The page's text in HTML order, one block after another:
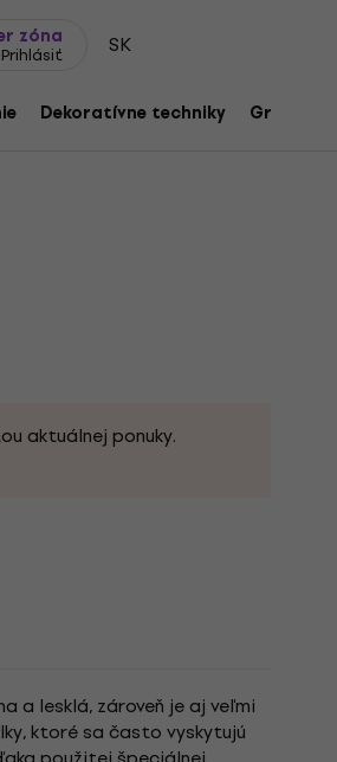
zóna
Prihlásiť SK
Dekoratívne techniky Grafické
Light Blue Pletacia
aktuálnej ponuky.
a lesklá, zároveň je aj veľmi
ktoré sa často vyskytujú